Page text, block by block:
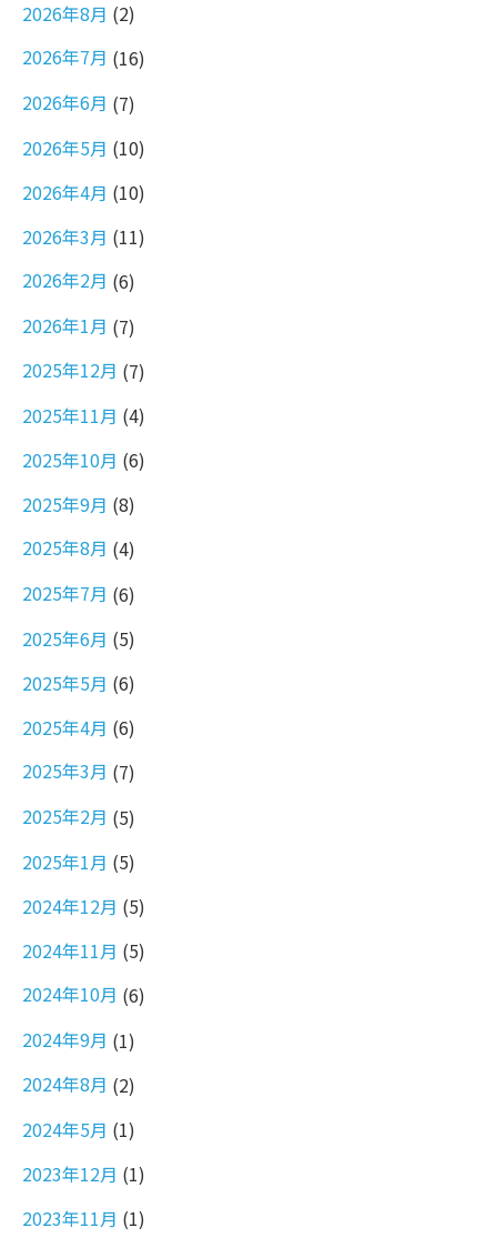
2026年8月 (2)
2026年7月 (16)
2026年6月 (7)
2026年5月 (10)
2026年4月 (10)
2026年3月 (11)
2026年2月 (6)
2026年1月 (7)
2025年12月 (7)
2025年11月 (4)
2025年10月 (6)
2025年9月 (8)
2025年8月 (4)
2025年7月 (6)
2025年6月 (5)
2025年5月 (6)
2025年4月 (6)
2025年3月 (7)
2025年2月 (5)
2025年1月 (5)
2024年12月 (5)
2024年11月 (5)
2024年10月 (6)
2024年9月 (1)
2024年8月 (2)
2024年5月 (1)
2023年12月 (1)
2023年11月 (1)